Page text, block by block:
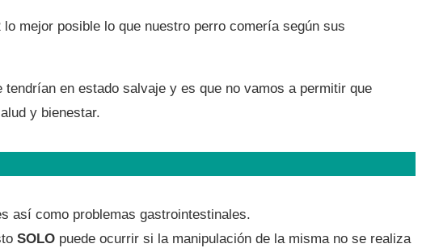
lo mejor posible lo que nuestro perro comería según sus
en estado salvaje y es que no vamos a permitir que
y bienestar.
así como problemas gastrointestinales.
SOLO puede ocurrir si la manipulación de la misma no se realiza